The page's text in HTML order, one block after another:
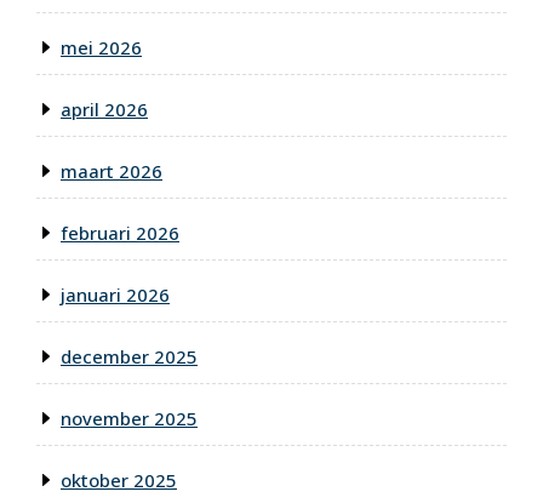
mei 2026
april 2026
maart 2026
februari 2026
januari 2026
december 2025
november 2025
oktober 2025